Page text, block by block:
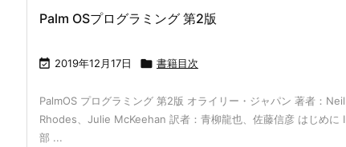
Palm OSプログラミング 第2版
 2019年12月17日  書籍目次
PalmOS プログラミング 第2版 オライリー・ジャパン 著者：Neil
Rhodes、Julie McKeehan 訳者：青柳龍也、佐藤信彦 はじめに Ⅰ
部 ...